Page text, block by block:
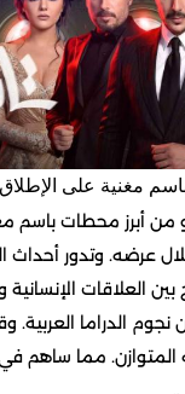
مغنية على الإطلاق
من أبرز محطات باسم
عرضه. وتدور أحداث
العلاقات الإنسانية
الدراما العربية.
المتوازن. مما ساهم